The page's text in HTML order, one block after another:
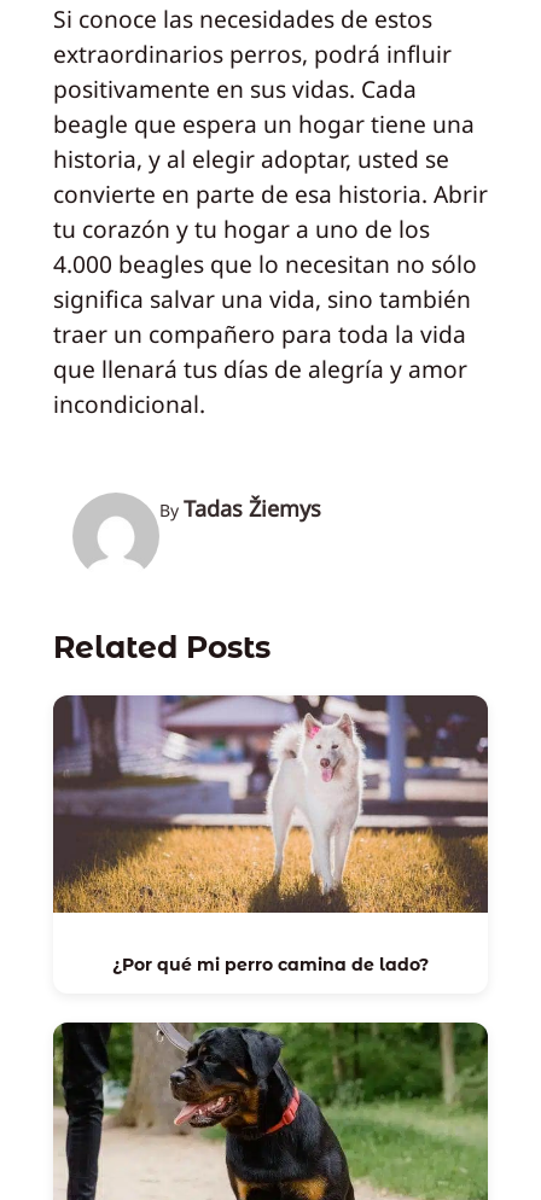
Si conoce las necesidades de estos
extraordinarios perros, podrá influir
positivamente en sus vidas. Cada
beagle que espera un hogar tiene una
historia, y al elegir adoptar, usted se
convierte en parte de esa historia. Abrir
tu corazón y tu hogar a uno de los
4.000 beagles que lo necesitan no sólo
significa salvar una vida, sino también
traer un compañero para toda la vida
que llenará tus días de alegría y amor
incondicional.
By Tadas Žiemys
Related Posts
¿Por qué mi perro camina de lado?